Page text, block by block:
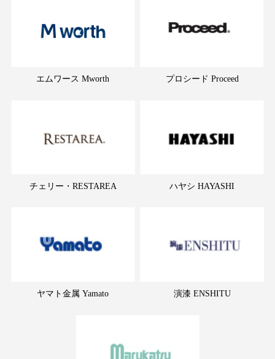
エムワース Mworth プロシード Proceed
チェリー・RESTAREA ハヤシ HAYASHI
ヤマト金属 Yamato 演漆 ENSHITU